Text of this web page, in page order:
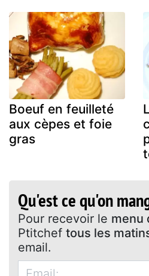
Boeuf en feuilleté
aux cèpes et foie
gras
Qu'est ce qu'on
Pour recevoir le menu
Ptitchef tous les
email.